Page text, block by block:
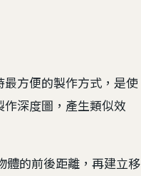
方便的製作方式，是使
深度圖，產生類似效
的前後距離，再建立移